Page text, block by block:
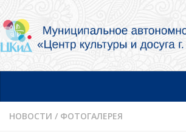
Главная
НОВОСТИ / ФОТОГАЛЕРЕЯ